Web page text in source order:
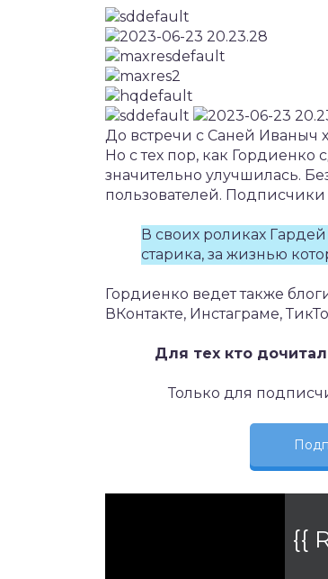
До встречи с Саней Иваныч
Но с тех пор, как Гордиенко
значительно улучшилась.
пользователей.
В своих роликах
старика, за жизнью
Гордиенко ведет также
ВКонтакте, Инстаграме,
Для тех кто
Только для
{{